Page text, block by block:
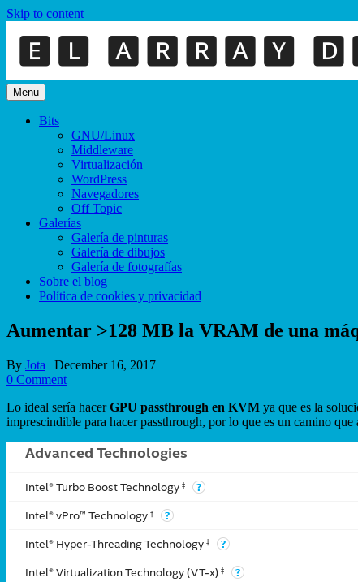
Skip to content
Menu
Bits
GNU/Linux
Middleware
Virtualización
WordPress
Navegadores
Off Topic
Galerías
Galería de pinturas
Galería de dibujos
Galería de fotografías
Sobre el blog
Política de cookies y privacidad
Aumentar >128 MB la VRAM de una
By Jota | December 16, 2017
0 Comment
Lo ideal sería hacerGPU passthrough en KVM ya que es la
imprescindible para hacer passthrough, por lo que es un camino que